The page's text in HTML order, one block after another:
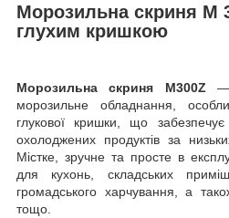
Морозильна скриня M
глухим кришкою
Морозильна скриня M300Z—
морозильне обладнання,
глукової кришки, що забезпечує
охолоджених продуктів за
Містке, зручне та просте в
для кухонь, складських
громадського харчування, а
тощо.